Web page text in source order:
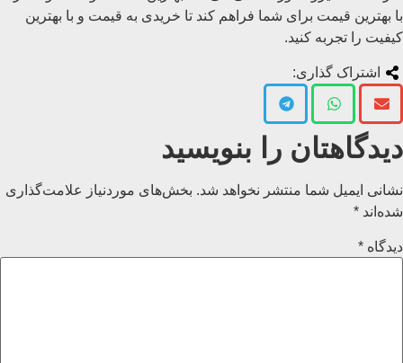
با بهترین قیمت برای شما فراهم کند تا خریدی به قیمت و با بهترین
کیفیت را تجربه کنید.
اشتراک گذاری:
دیدگاهتان را بنویسید
نشانی ایمیل شما منتشر نخواهد شد. بخش‌های موردنیاز علامت‌گذاری
شده‌اند *
دیدگاه *